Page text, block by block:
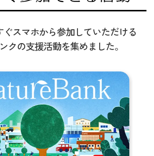
スマホから参加していただける​
クの支援活動を集めました。